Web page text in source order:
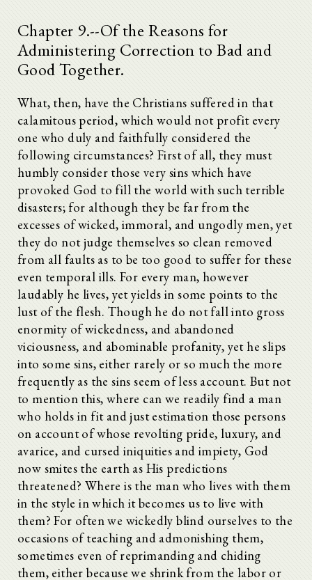
Chapter 9.--Of the Reasons for
Administering Correction to Bad and
Good Together.
What, then, have the Christians suffered in that
calamitous period, which would not profit every
one who duly and faithfully considered the
following circumstances? First of all, they must
humbly consider those very sins which have
provoked God to fill the world with such terrible
disasters; for although they be far from the
excesses of wicked, immoral, and ungodly men, yet
they do not judge themselves so clean removed
from all faults as to be too good to suffer for these
even temporal ills. For every man, however
laudably he lives, yet yields in some points to the
lust of the flesh. Though he do not fall into gross
enormity of wickedness, and abandoned
viciousness, and abominable profanity, yet he slips
into some sins, either rarely or so much the more
frequently as the sins seem of less account. But not
to mention this, where can we readily find a man
who holds in fit and just estimation those persons
on account of whose revolting pride, luxury, and
avarice, and cursed iniquities and impiety, God
now smites the earth as His predictions
threatened? Where is the man who lives with them
in the style in which it becomes us to live with
them? For often we wickedly blind ourselves to the
occasions of teaching and admonishing them,
sometimes even of reprimanding and chiding
them, either because we shrink from the labor or